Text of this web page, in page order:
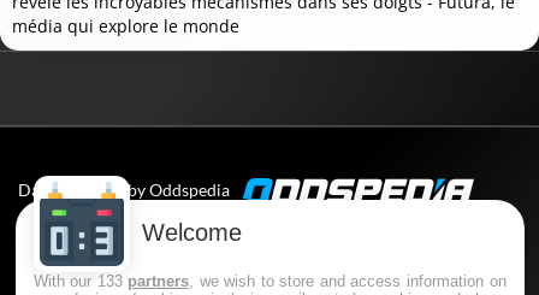
média qui explore le monde
Data powered by Oddspedia
🔞 Le pari en ligne est interdit aux mineurs (-18 ans en
France) et comporte des risques : endettement,
Welcome
With our 133 partners , we wish to store and access information on